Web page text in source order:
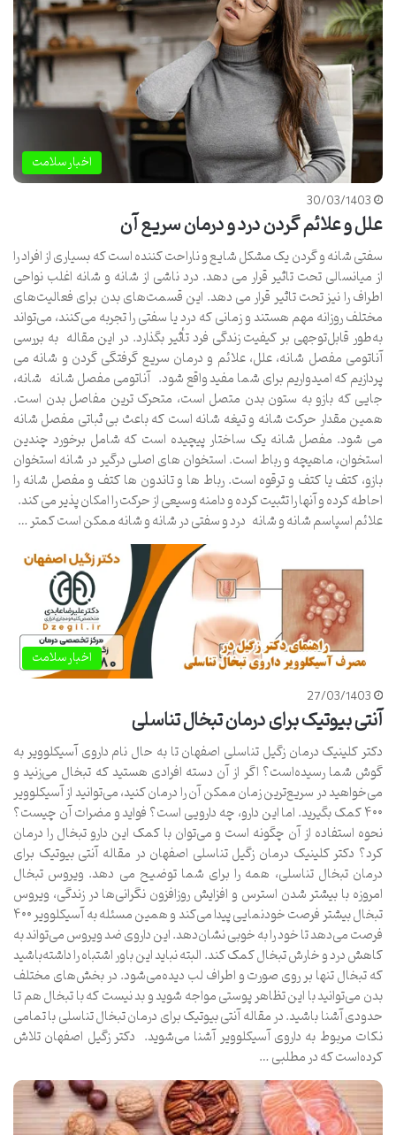
اخبار سلامت
30/03/1403
علل و علائم گردن درد و درمان سریع آن
سفتی شانه و گردن یک مشکل شایع و ناراحت کننده است که بسیاری از افراد را
از میانسالی تحت تاثیر قرار می دهد. درد ناشی از شانه و شانه اغلب نواحی
اطراف را نیز تحت تاثیر قرار می دهد. این قسمت‌های بدن برای فعالیت‌های
مختلف روزانه مهم هستند و زمانی که درد یا سفتی را تجربه می‌کنند، می‌تواند
به‌طور قابل‌توجهی بر کیفیت زندگی فرد تأثیر بگذارد. در این مقاله به بررسی
آناتومی مفصل شانه، علل، علائم و درمان سریع گرفتگی گردن و شانه می
پردازیم که امیدواریم برای شما مفید واقع شود. آناتومی مفصل شانه شانه،
جایی که بازو به ستون بدن متصل است، متحرک ترین مفاصل بدن است.
همین مقدار حرکت شانه و تیغه شانه است که باعث بی ثباتی مفصل شانه
می شود. مفصل شانه یک ساختار پیچیده است که شامل برخورد چندین
استخوان، ماهیچه و رباط است. استخوان های اصلی درگیر در شانه استخوان
بازو، کتف یا کتف و ترقوه است. رباط ها و تاندون ها کتف و مفصل شانه را
احاطه کرده و آنها را تثبیت کرده و دامنه وسیعی از حرکت را امکان پذیر می کند.
علائم اسپاسم شانه و شانه درد و سفتی در شانه و شانه ممکن است کمتر …
اخبار سلامت
27/03/1403
آنتی بیوتیک برای درمان تبخال تناسلی
دکتر کلینیک درمان زگیل تناسلی اصفهان تا به حال نام داروی آسیکلوویر به
گوش شما رسیده‌است؟ اگر از آن دسته افرادی هستید که تبخال می‌زنید و
می‌‌خواهید در سریع‌ترین زمان ممکن آن را درمان کنید، می‌توانید از آسیکلوویر
۴۰۰ کمک بگیرید. اما این دارو، چه دارویی است؟ فواید و مضرات آن چیست؟
نحوه استفاده از آن چگونه است و می‌توان با کمک این دارو تبخال را درمان
کرد؟ دکتر کلینیک درمان زگیل تناسلی اصفهان در مقاله آنتی بیوتیک برای
درمان تبخال تناسلی، همه را برای شما توضیح می دهد. ویروس تبخال
امروزه با بیشتر شدن استرس و افزایش روزافزون نگرانی‌ها در زندگی، ویروس
تبخال بیشتر فرصت خودنمایی پیدا می‌کند و همین مسئله به آسیکلوویر ۴۰۰
فرصت می‌دهد تا خود را به خوبی نشان‌دهد. این داروی ضد ویروس می‌تواند به
کاهش درد و خارش تبخال کمک کند. البته نباید این باور اشتباه را داشته‌باشید
که تبخال تنها بر روی صورت و اطراف لب دیده‌می‌شود. در بخش‌های مختلف
بدن می‌توانید با این تظاهر پوستی مواجه شوید و بد نیست که با تبخال هم تا
حدودی آشنا باشید. در مقاله آنتی بیوتیک برای درمان تبخال تناسلی با تمامی
نکات مربوط به داروی آسیکلوویر آشنا می‌شوید. دکتر زگیل اصفهان تلاش
کرده‌است که در مطلبی …